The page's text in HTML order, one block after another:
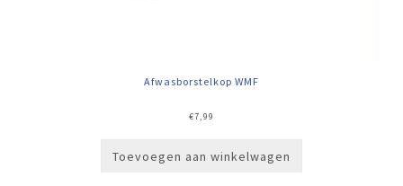
Afwasborstelkop WMF
€7,99
Toevoegen aan winkelwagen